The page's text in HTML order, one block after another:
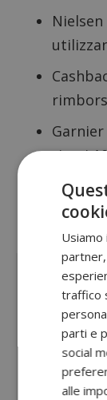
Nielsen
Garnier
ricevi
i tutti i
traffico
parti e
social
alle